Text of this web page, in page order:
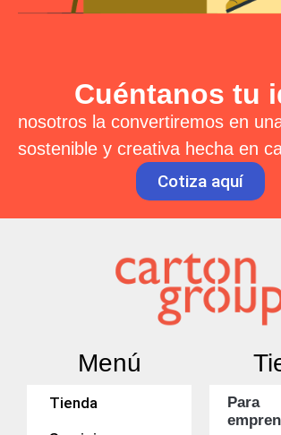
Cuéntanos tu
nosotros la convertiremos en
sostenible y creativa hecha en
Cotiza aquí
Menú
Tienda
Para